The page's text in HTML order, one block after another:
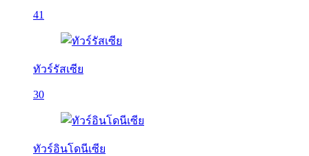
41
ทัวร์รัสเซีย
30
ทัวร์อินโดนีเซีย